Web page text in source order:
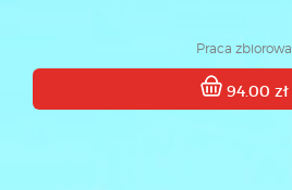
Praca zbiorowa
94.00 zł